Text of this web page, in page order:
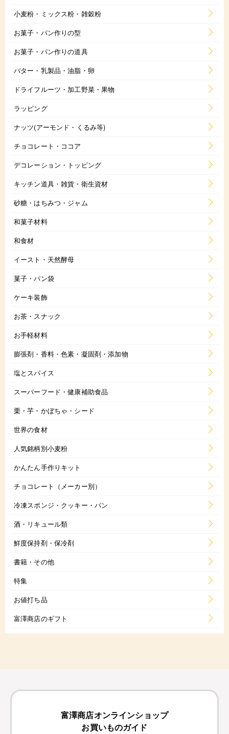
小麦粉・ミックス粉・雑穀粉
お菓子・パン作りの型
お菓子・パン作りの道具
バター・乳製品・油脂・卵
ドライフルーツ・加工野菜・果物
ラッピング
ナッツ(アーモンド・くるみ等)
チョコレート・ココア
デコレーション・トッピング
キッチン道具・雑貨・衛生資材
砂糖・はちみつ・ジャム
和菓子材料
和食材
イースト・天然酵母
菓子・パン袋
ケーキ装飾
お茶・スナック
お手軽材料
膨張剤・香料・色素・凝固剤・添加物
塩とスパイス
スーパーフード・健康補助食品
栗・芋・かぼちゃ・シード
世界の食材
人気銘柄別小麦粉
かんたん手作りキット
チョコレート（メーカー別）
冷凍スポンジ・クッキー・パン
酒・リキュール類
鮮度保持剤・保冷剤
書籍・その他
特集
お値打ち品
富澤商店のギフト
富澤商店オンラインショップ
お買いものガイド